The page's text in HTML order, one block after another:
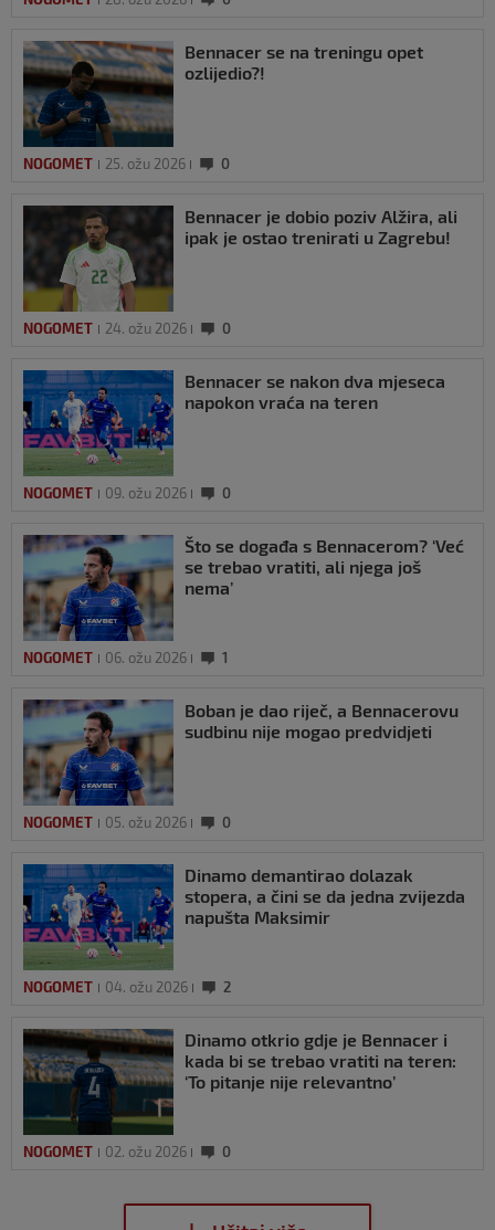
Bennacer se na treningu opet
ozlijedio?!
NOGOMET 25. ožu 2026 0
Bennacer je dobio poziv Alžira, ali
ipak je ostao trenirati u Zagrebu!
NOGOMET 24. ožu 2026 0
Bennacer se nakon dva mjeseca
napokon vraća na teren
NOGOMET 09. ožu 2026 0
Što se događa s Bennacerom? ‘Već
se trebao vratiti, ali njega još
nema’
NOGOMET 06. ožu 2026 1
Boban je dao riječ, a Bennacerovu
sudbinu nije mogao predvidjeti
NOGOMET 05. ožu 2026 0
Dinamo demantirao dolazak
stopera, a čini se da jedna zvijezda
napušta Maksimir
NOGOMET 04. ožu 2026 2
Dinamo otkrio gdje je Bennacer i
kada bi se trebao vratiti na teren:
‘To pitanje nije relevantno’
NOGOMET 02. ožu 2026 0